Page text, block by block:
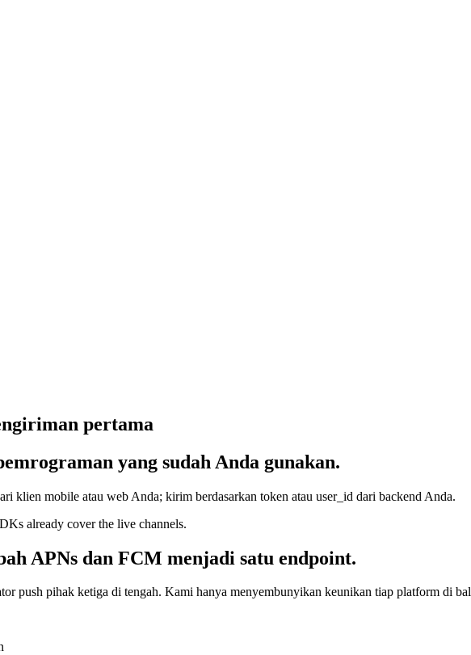
pertama
yang sudah Anda gunakan.
klien mobile atau web Anda; kirim berdasarkan token atau user_id dari backend Anda.
already cover the live channels.
APNs dan FCM menjadi satu endpoint.
push pihak ketiga di tengah. Kami hanya menyembunyikan keunikan tiap platform di